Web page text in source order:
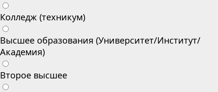
Колледж (техникум)
Высшее образования (Университет/Институт/
Академия)
Второе высшее